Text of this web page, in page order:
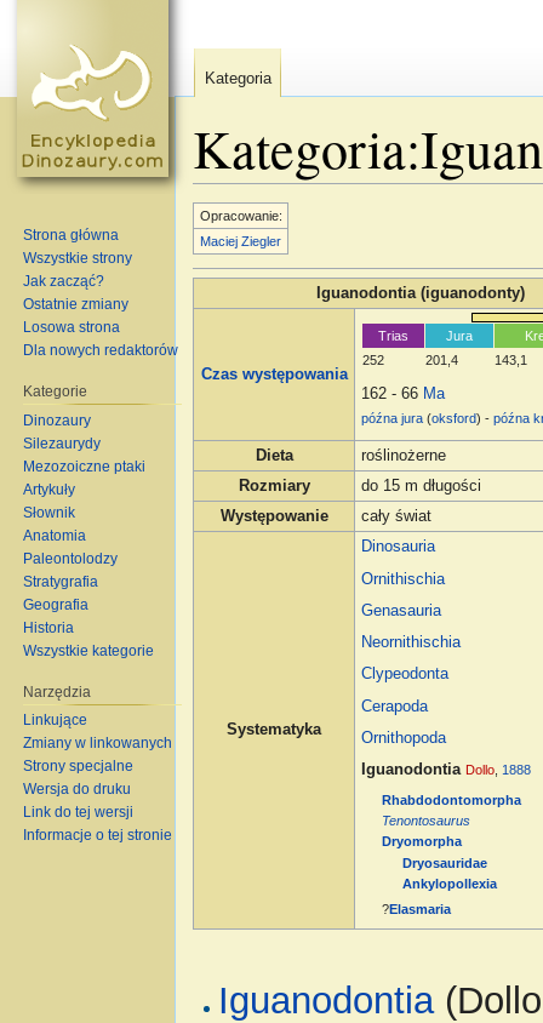
Opracowanie:
Maciej Ziegler
Iguanodontia (iguanodonty)
Czas występowania
Trias
252
Jura
201,4
143,1
162 - 66 Ma
późna jura (oksford) -późna
Dieta
roślinożerne
Rozmiary
do 15 m długości
Występowanie
cały świat
Systematyka
Dinosauria
Ornithischia
Genasauria
Neornithischia
Clypeodonta
Cerapoda
Ornithopoda
Iguanodontia Dollo 1888
Rhabdodontomorpha
Tenontosaurus
Dryomorpha
Dryosauridae
Ankylopollexia
?Elasmaria
Iguanodontia
Kategoria
Strona główna
Wszystkie strony
Jak zacząć?
Ostatnie zmiany
Losowa strona
Dla nowych redaktorów
Kategorie
Dinozaury
Silezaurydy
Mezozoiczne ptaki
Artykuły
Słownik
Anatomia
Paleontolodzy
Stratygrafia
Geografia
Historia
Wszystkie kategorie
Narzędzia
Linkujące
Zmiany w linkowanych
Strony specjalne
Wersja do druku
Link do tej wersji
Informacje o tej stronie